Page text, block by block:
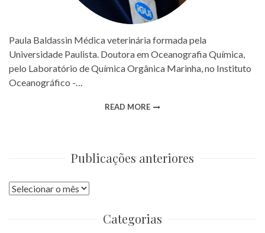
Paula Baldassin Médica veterinária formada pela
Universidade Paulista. Doutora em Oceanografia Química,
pelo Laboratório de Química Orgânica Marinha, no Instituto
Oceanográfico -…
READ MORE
Publicações anteriores
Publicações
Categorias